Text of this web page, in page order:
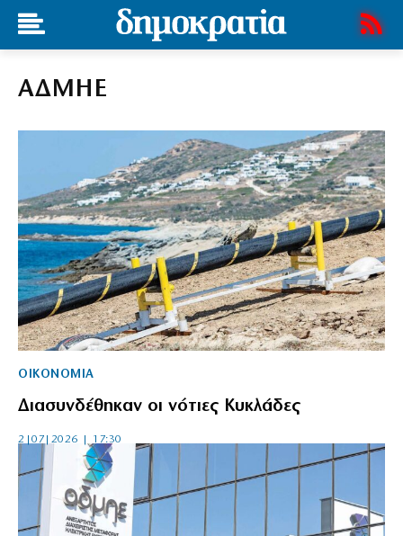
ΑΔΜΗΕ
ΟΙΚΟΝΟΜΙΑ
Διασυνδέθηκαν οι νότιες Κυκλάδες
2|07|2026 | 17:30